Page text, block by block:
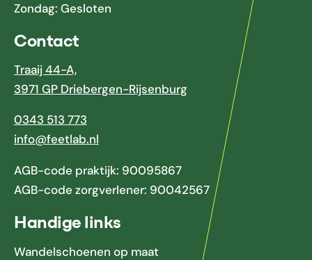
Zondag: Gesloten
Contact
Traaij 44-A,
3971 GP Driebergen-Rijsenburg
0343 513 773
info@feetlab.nl
AGB-code praktijk: 90095867
AGB-code zorgverlener: 90042567
Handige links
Wandelschoenen op maat